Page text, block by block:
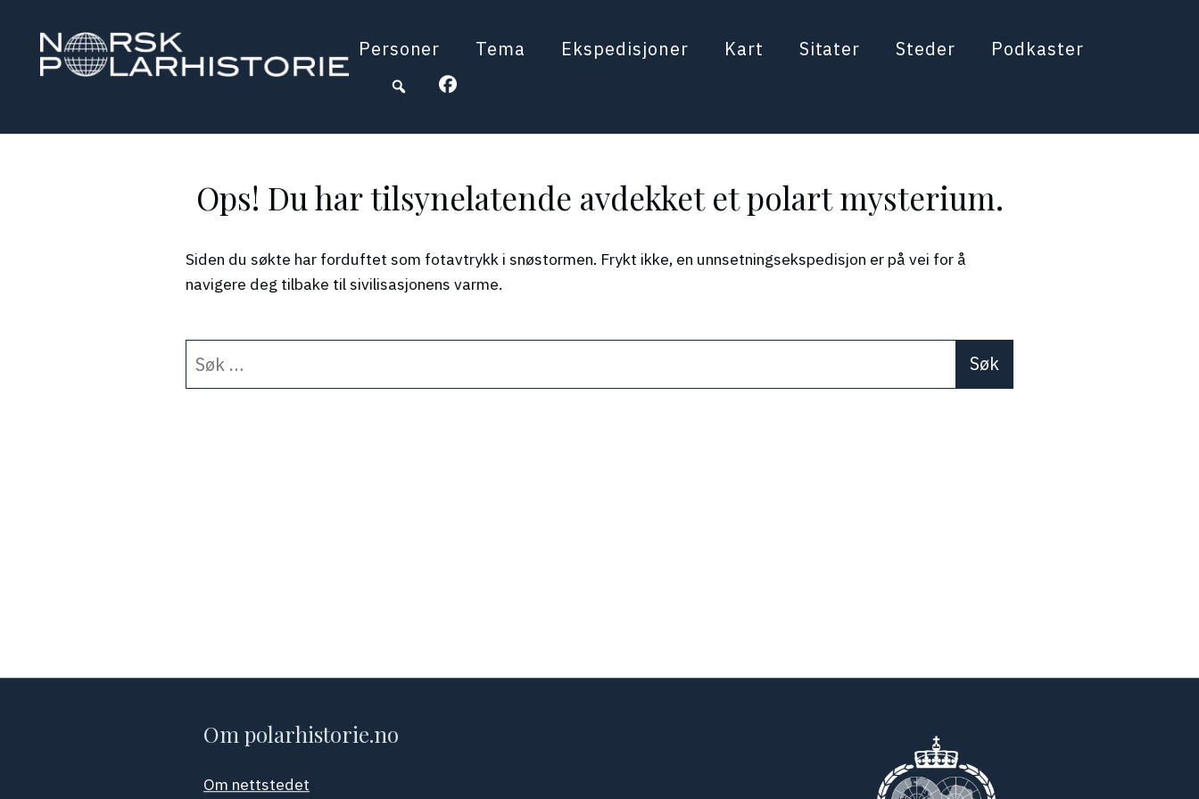
hovedinnholdet
Personer Tema Ekspedisjoner Kart Sitater Steder Podkaster
Ops! Du har tilsynelatende avdekket et polart mysterium.
Siden du søkte har forduftet som fotavtrykk i snøstormen. Frykt ikke, en unnsetningsekspedisjon er på vei for å
navigere deg tilbake til sivilisasjonens varme.
etter:
When autocomplete results are available use up and down arrows to review and
Om polarhistorie.no
Om nettstedet